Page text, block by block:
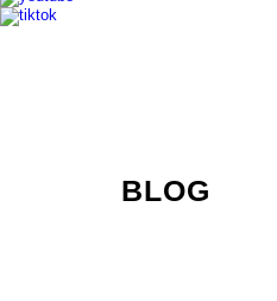
BLOG